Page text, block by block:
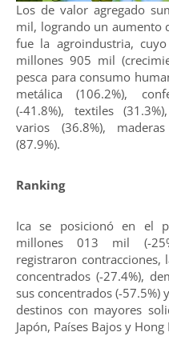
Los de valor agregado
mil, logrando un aumento
fue la agroindustria,
millones 905 mil
pesca para consumo
metálica (106.2%),
(-41.8%), textiles
varios (36.8%),
(87.9%).
Ranking
Ica se posicionó en el
millones 013 mil (-
registraron contracciones,
concentrados (-27.4%),
sus concentrados (-57.5%)
destinos con mayores
Japón, Países Bajos y Hong